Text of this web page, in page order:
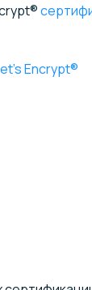
Encrypt®